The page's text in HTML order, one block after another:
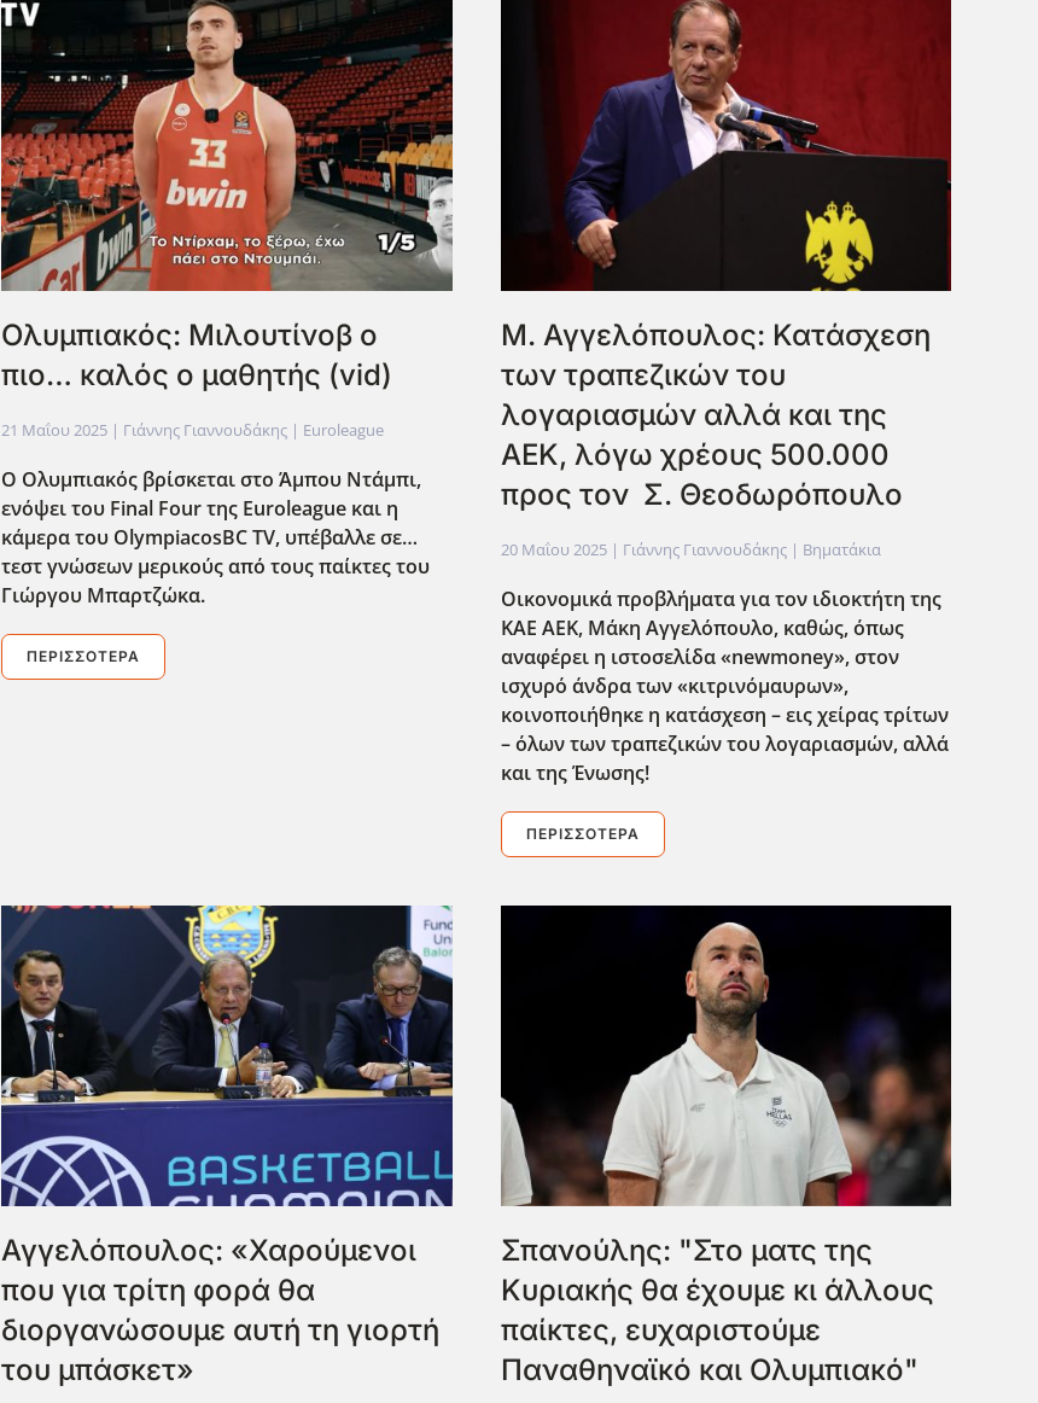
Ολυμπιακός: Μιλουτίνοβ ο
πιο… καλός ο μαθητής (vid)
21 Μαΐου 2025 | Γιάννης Γιαννουδάκης | Euroleague
Ο Ολυμπιακός βρίσκεται στο Άμπου Ντάμπι,
ενόψει του Final Fourτης Euroleague και η
κάμερα του OlympiacosBCTV, υπέβαλλε σε…
τεστ γνώσεων μερικούς από τους παίκτες του
Γιώργου Μπαρτζώκα.
ΠΕΡΙΣΣΌΤΕΡΑ
Μ. Αγγελόπουλος: Κατάσχεση
των τραπεζικών του
λογαριασμών αλλά και της
ΑΕΚ, λόγω χρέους 500.000
προς τον Σ. Θεοδωρόπουλο
20 Μαΐου 2025| Γιάννης Γιαννουδάκης | Βηματάκια
Οικονομικά προβλήματα για τον ιδιοκτήτη της
ΚΑΕ ΑΕΚ, Μάκη Αγγελόπουλο, καθώς, όπως
αναφέρει η ιστοσελίδα «newmoney», στον
ισχυρό άνδρα των «κιτρινόμαυρων»,
κοινοποιήθηκε η κατάσχεση – εις χείρας τρίτων
– όλων των τραπεζικών του λογαριασμών, αλλά
και της Ένωσης!
ΠΕΡΙΣΣΌΤΕΡΑ
Αγγελόπουλος: «Χαρούμενοι
που για τρίτη φορά θα
διοργανώσουμε αυτή τη γιορτή
του μπάσκετ»
Σπανούλης: "Στο ματς της
Κυριακής θα έχουμε κι άλλους
παίκτες, ευχαριστούμε
Παναθηναϊκό και Ολυμπιακό"